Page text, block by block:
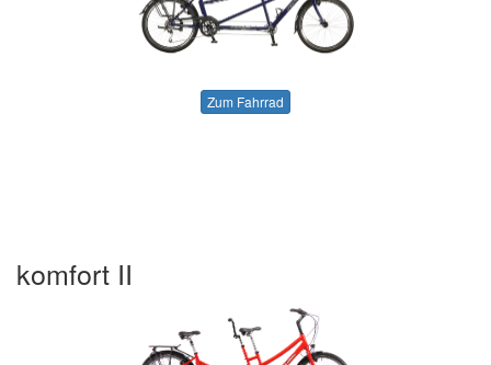
Zum Fahrrad
komfort II